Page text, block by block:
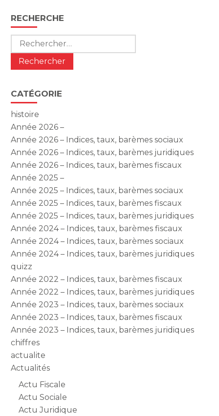
Blog
sidebar
RECHERCHE
Rechercher :
CATÉGORIE
histoire
Année 2026 –
Année 2026 – Indices, taux, barèmes sociaux
Année 2026 – Indices, taux, barèmes juridiques
Année 2026 – Indices, taux, barèmes fiscaux
Année 2025 –
Année 2025 – Indices, taux, barèmes sociaux
Année 2025 – Indices, taux, barèmes fiscaux
Année 2025 – Indices, taux, barèmes juridiques
Année 2024 – Indices, taux, barèmes fiscaux
Année 2024 – Indices, taux, barèmes sociaux
Année 2024 – Indices, taux, barèmes juridiques
quizz
Année 2022 – Indices, taux, barèmes fiscaux
Année 2022 – Indices, taux, barèmes juridiques
Année 2023 – Indices, taux, barèmes sociaux
Année 2023 – Indices, taux, barèmes fiscaux
Année 2023 – Indices, taux, barèmes juridiques
chiffres
actualite
Actualités
Actu Fiscale
Actu Sociale
Actu Juridique